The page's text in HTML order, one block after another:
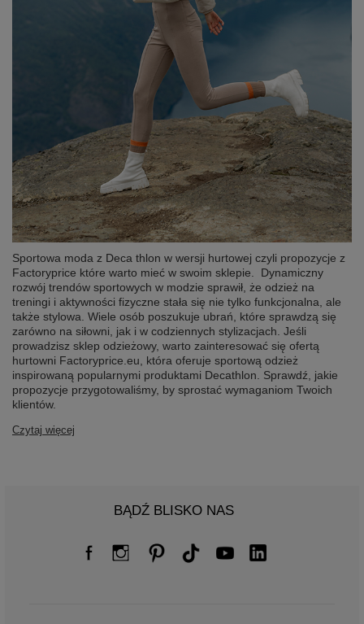
Sportowa moda z Deca thlon w wersji hurtowej czyli propozycje z
Factoryprice które warto mieć w swoim sklepie. Dynamiczny
rozwój trendów sportowych w modzie sprawił, że odzież na
treningi i aktywności fizyczne stała się nie tylko funkcjonalna, ale
także stylowa. Wiele osób poszukuje ubrań, które sprawdzą się
zarówno na siłowni, jak i w codziennych stylizacjach. Jeśli
prowadzisz sklep odzieżowy, warto zainteresować się ofertą
hurtowni Factoryprice.eu, która oferuje sportową odzież
inspirowaną popularnymi produktami Decathlon. Sprawdź, jakie
propozycje przygotowaliśmy, by sprostać wymaganiom Twoich
klientów.
Czytaj więcej
BĄDŹ BLISKO NAS